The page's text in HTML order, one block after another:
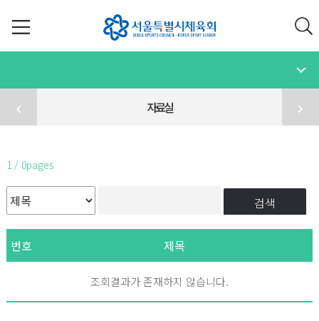
자료실
1 / 0pages
검색
번호 제목
조회결과가 존재하지 않습니다.